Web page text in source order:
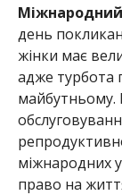
Міжнародний
день
жінки має
адже турбота
майбутньому.
міжнародних
право на